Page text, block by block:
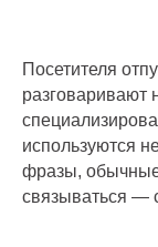
Посетителя
разговаривают
используются
фразы, обычные
связываться —